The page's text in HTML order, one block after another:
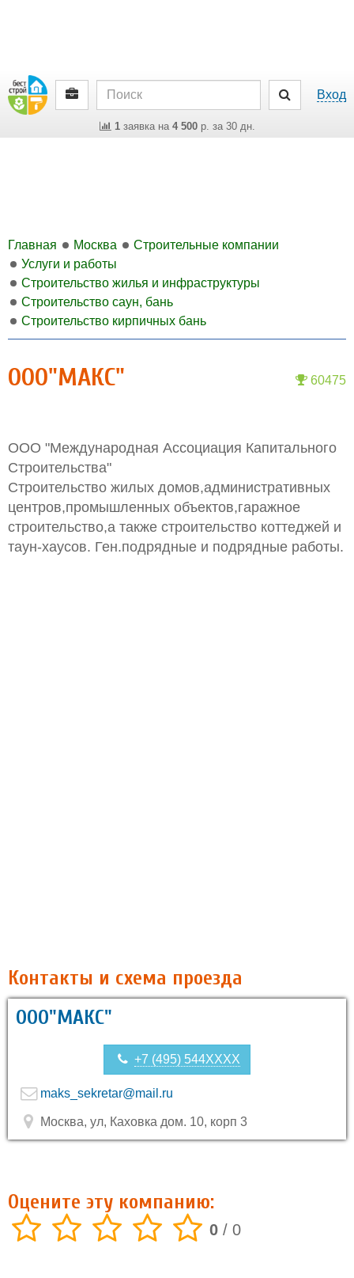
Вход
1заявка на 4 500р. за 30 дн.
Главная Москва
Строительные компании
Услуги и работы
Строительство жилья и инфраструктуры
Строительство саун, бань
Строительство кирпичных бань
60475
ООО"МАКС"
ООО "Международная Ассоциация Капитального
Строительства"
Строительство жилых домов,административных
центров,промышленных объектов,гаражное
строительство,а также строительство коттеджей и
таун-хаусов. Ген.подрядные и подрядные работы.
Контакты и схема проезда
ООО"МАКС"
+7 (495) 544XXXX
maks_sekretar@mail.ru
Москва, ул, Каховка дом. 10, корп 3
Оцените эту компанию:
0 / 0